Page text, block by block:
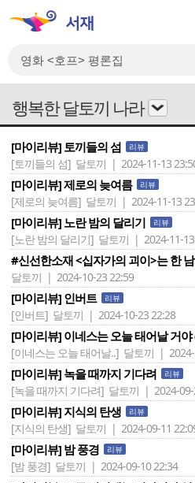
행복한 달토끼 나라
[마이리뷰] 토끼들의 섬 리뷰
[토끼들의 섬] 달토끼 | 2024-11-13
[마이리뷰] 제로의 늦여름 리뷰
[제로의 늦여름] 달토끼 | 2024-11-13
[마이리뷰] 노란 밤의 달리기 리뷰
[노란 밤의 달리기] 달토끼 | 2024-11-13
#신선한소재 <십자가의 괴이>는 한
달토끼 | 2024-10-23 22:59
[마이리뷰] 인버트 리뷰
[인버트] 달토끼 | 2024-10-23 22:28
[마이리뷰] 이네스는 오늘 태어날 거야
[이네스는 오늘 태어날..] 달토끼 | 2024-
[마이리뷰] 녹을 때까지 기다려 리뷰
[녹을 때까지 기다려] 달토끼 | 2024-09-
[마이리뷰] 지식의 탄생 리뷰
[지식의 탄생] 달토끼 | 2024-09-11
[마이리뷰] 밤 풍경 리뷰
[밤 풍경] 달토끼 | 2024-09-10 22:34